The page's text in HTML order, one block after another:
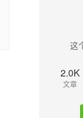
这
2.0K
文章